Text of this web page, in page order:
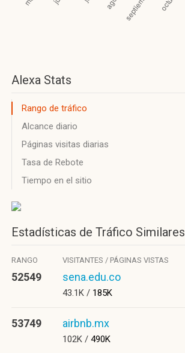
Alexa Stats
Rango de tráfico
Alcance diario
Páginas visitas diarias
Tasa de Rebote
Tiempo en el sitio
Estadísticas de Tráfico Similares
RANGO VISITANTES / PÁGINAS VISTAS
52549 sena.edu.co
43.1K / 185K
53749 airbnb.mx
102K / 490K